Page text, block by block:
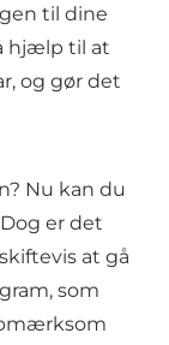
til dine
hjælp til at
og gør det
Nu kan du
er det
at gå
som